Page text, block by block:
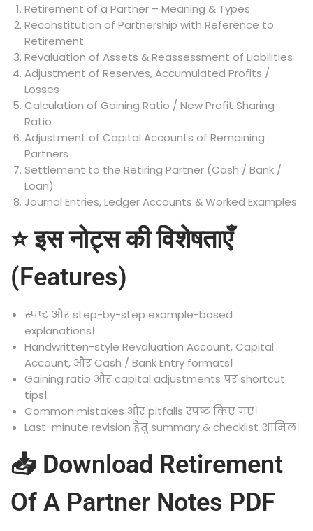
Retirement of a Partner – Meaning & Types
Reconstitution of Partnership with Reference to
Retirement
Revaluation of Assets & Reassessment of Liabilities
Adjustment of Reserves, Accumulated Profits /
Losses
Calculation of Gaining Ratio / New Profit Sharing
Ratio
Adjustment of Capital Accounts of Remaining
Partners
Settlement to the Retiring Partner (Cash / Bank /
Loan)
Journal Entries, Ledger Accounts & Worked Examples
⭐ इस नोट्स की विशेषताएँ
(Features)
स्पष्ट और step-by-step example-based
explanations।
Handwritten-style Revaluation Account, Capital
Account, और Cash / Bank Entry formats।
Gaining ratio और capital adjustments पर shortcut
tips।
Common mistakes और pitfalls स्पष्ट किए गए।
Last-minute revision हेतु summary & checklist शामिल।
📥 Download Retirement
Of A Partner Notes PDF